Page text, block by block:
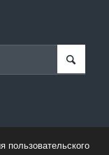
Enfold Theme by Kriesi
пользовательского